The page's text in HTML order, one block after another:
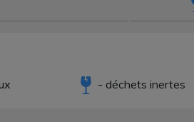
- déchets inertes